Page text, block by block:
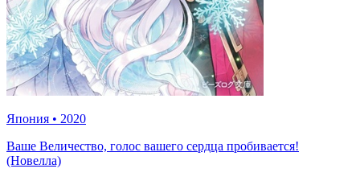
Япония • 2020
Ваше Величество, голос вашего сердца пробивается!
(Новелла)